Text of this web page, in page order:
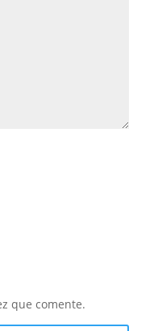
que comente.